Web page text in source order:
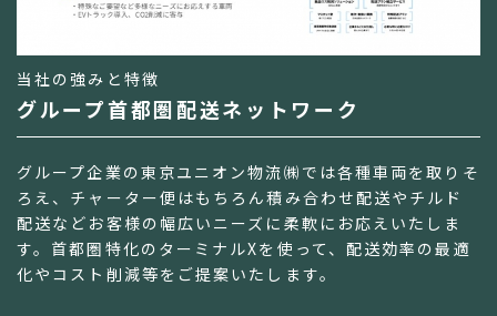
当社の強みと特徴
グループ首都圏配送ネットワーク
グループ企業の東京ユニオン物流㈱では各種車両を取りそ
ろえ、チャーター便はもちろん積み合わせ配送やチルド
配送などお客様の幅広いニーズに柔軟にお応えいたしま
す。首都圏特化のターミナルXを使って、配送効率の最適
化やコスト削減等をご提案いたします。